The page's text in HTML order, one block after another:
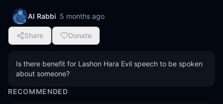
AI Rabbi 5 months ago
Share Donate
Is there benefit for Lashon Hara Evil speech to be spoken
about someone?
RECOMMENDED